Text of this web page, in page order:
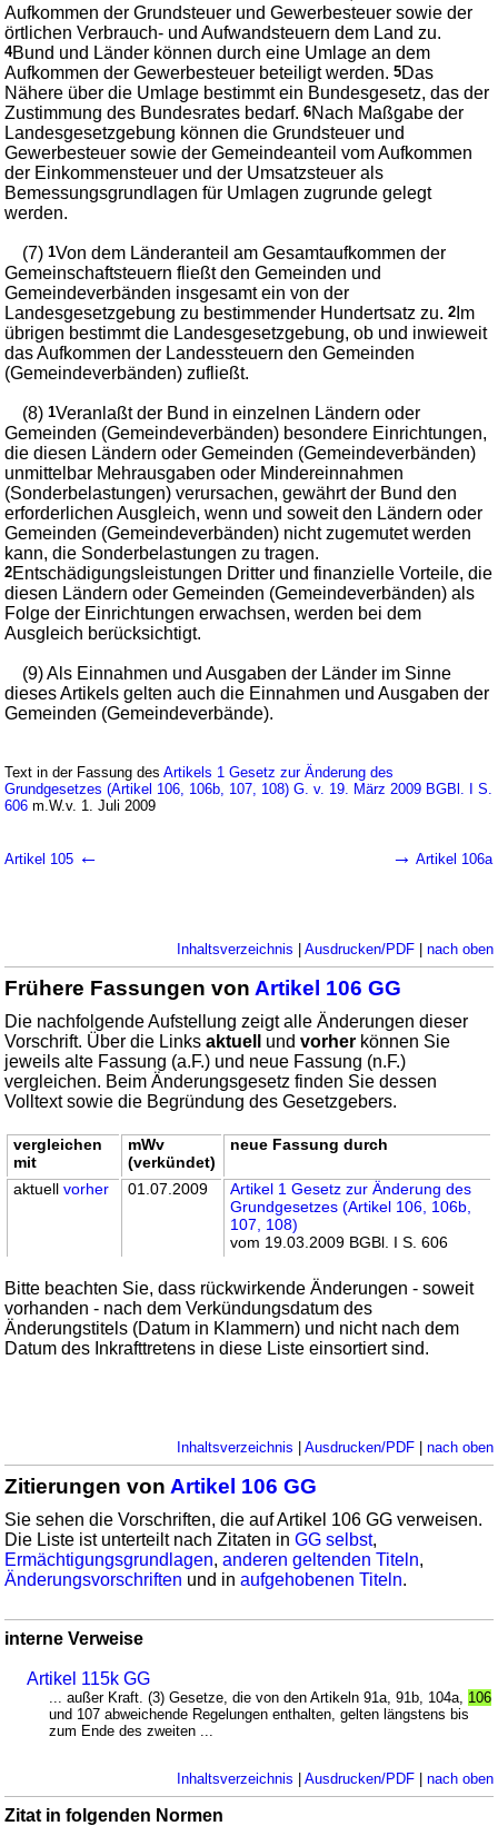
Aufkommen der Grundsteuer und Gewerbesteuer sowie der
örtlichen Verbrauch- und Aufwandsteuern dem Land zu.
4Bund und Länder können durch eine Umlage an dem
Aufkommen der Gewerbesteuer beteiligt werden.5Das
Nähere über die Umlage bestimmt ein Bundesgesetz, das der
Zustimmung des Bundesrates bedarf.6Nach Maßgabe der
Landesgesetzgebung können die Grundsteuer und
Gewerbesteuer sowie der Gemeindeanteil vom Aufkommen
der Einkommensteuer und der Umsatzsteuer als
Bemessungsgrundlagen für Umlagen zugrunde gelegt
werden.
(7)1Von dem Länderanteil am Gesamtaufkommen der
Gemeinschaftsteuern fließt den Gemeinden und
Gemeindeverbänden insgesamt ein von der
Landesgesetzgebung zu bestimmender Hundertsatz zu.2 Im
übrigen bestimmt die Landesgesetzgebung, ob und inwieweit
das Aufkommen der Landessteuern den Gemeinden
(Gemeindeverbänden) zufließt.
(8)1Veranlaßt der Bund in einzelnen Ländern oder
Gemeinden (Gemeindeverbänden) besondere Einrichtungen,
die diesen Ländern oder Gemeinden (Gemeindeverbänden)
unmittelbar Mehrausgaben oder Mindereinnahmen
(Sonderbelastungen) verursachen, gewährt der Bund den
erforderlichen Ausgleich, wenn und soweit den Ländern oder
Gemeinden (Gemeindeverbänden) nicht zugemutet werden
kann, die Sonderbelastungen zu tragen.
2Entschädigungsleistungen Dritter und finanzielle Vorteile, die
diesen Ländern oder Gemeinden (Gemeindeverbänden) als
Folge der Einrichtungen erwachsen, werden bei dem
Ausgleich berücksichtigt.
(9) Als Einnahmen und Ausgaben der Länder im Sinne
dieses Artikels gelten auch die Einnahmen und Ausgaben der
Gemeinden (Gemeindeverbände).
Text in der Fassung desArtikels 1 Gesetz zur Änderung des
Grundgesetzes (Artikel 106, 106b, 107, 108) G. v. 19. März 2009 BGBl. I S.
606 m.W.v. 1. Juli 2009
Artikel 105 ← → Artikel 106a
Inhaltsverzeichnis | Ausdrucken/PDF| nach oben
Frühere Fassungen von Artikel 106 GG
Die nachfolgende Aufstellung zeigt alle Änderungen dieser
Vorschrift. Über die Linksaktuell undvorher können Sie
jeweils alte Fassung (a.F.) und neue Fassung (n.F.)
vergleichen. Beim Änderungsgesetz finden Sie dessen
Volltext sowie die Begründung des Gesetzgebers.
vergleichen
mit
mWv
(verkündet)
neue Fassung durch
aktuellvorher 01.07.2009
Artikel 1 Gesetz zur Änderung des
Grundgesetzes (Artikel 106, 106b,
107, 108)
vom 19.03.2009 BGBl. I S. 606
Bitte beachten Sie, dass rückwirkende Änderungen - soweit
vorhanden - nach dem Verkündungsdatum des
Änderungstitels (Datum in Klammern) und nicht nach dem
Datum des Inkrafttretens in diese Liste einsortiert sind.
Inhaltsverzeichnis | Ausdrucken/PDF| nach oben
Zitierungen von Artikel 106 GG
Sie sehen die Vorschriften, die auf Artikel 106 GG verweisen.
Die Liste ist unterteilt nach Zitaten inGG selbst,
Ermächtigungsgrundlagen,anderen geltenden Titeln,
Änderungsvorschriften und inaufgehobenen Titeln.
interne Verweise
Artikel 115k GG
... außer Kraft. (3) Gesetze, die von den Artikeln 91a, 91b, 104a, 106
und 107 abweichende Regelungen enthalten, gelten längstens bis
zum Ende des zweiten ...
Inhaltsverzeichnis | Ausdrucken/PDF| nach oben
Zitat in folgenden Normen